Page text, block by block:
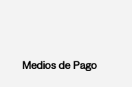
Medios de Pago